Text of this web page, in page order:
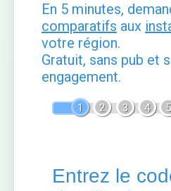
En 5 minutes,
comparatifs aux
votre région.
Gratuit, sans pub et
engagement.
1 2 3 4 5
Entrez le